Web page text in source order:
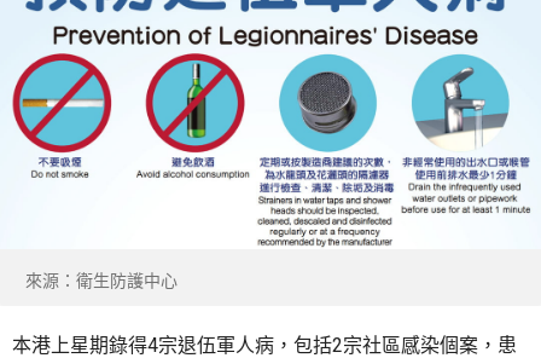
來源：衛生防護中心
本港上星期錄得4宗退伍軍人病，包括2宗社區感染個案，患